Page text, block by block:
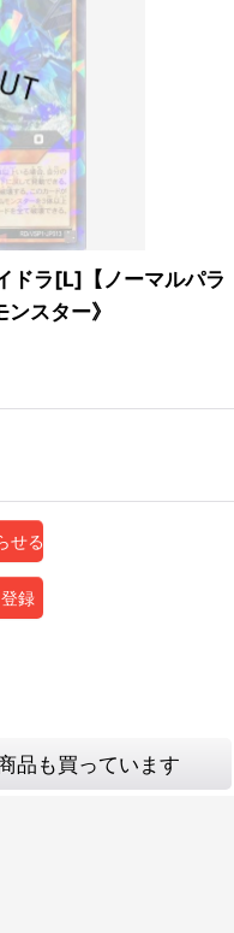
ドラ[L]【ノーマルパラ
スター》
せる
録
品も買っています